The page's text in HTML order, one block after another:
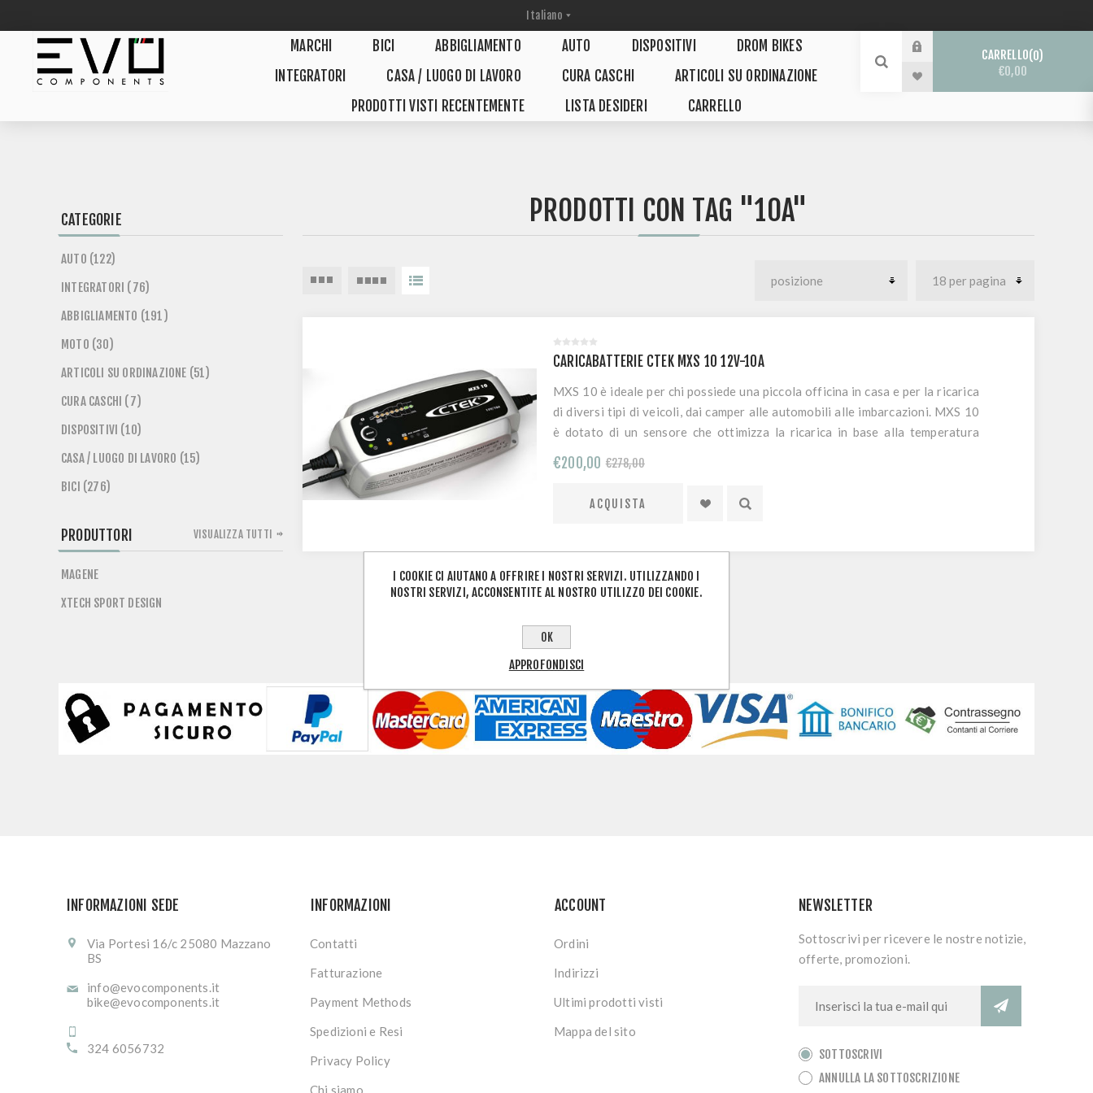
MARCHI BICI ABBIGLIAMENTO AUTO DISPOSITIVI
DROM BIKES
INTEGRATORI
CASA / LUOGO DI LAVORO CURA CASCHI
ARTICOLI SU ORDINAZIONE
PRODOTTI VISTI RECENTEMENTE
LISTA DESIDERI CARRELLO
CARRELLO 0
€0,00
PRODOTTI CON TAG "10A"
CARICABATTERIE CTEK MXS 10 12V-10A
MXS 10 è ideale per chi possiede una piccola officina in casa e per la ricarica
di diversi tipi di veicoli, dai camper alle automobili alle imbarcazioni. MXS 10
è dotato di un sensore che ottimizza la ricarica in base alla temperatura
alimentatore per sostituire la batteria del proprio veicolo o camper. Il
ricondizionamento delle batterie di veicoli industriali fino a 200Ah, nonché
€200,00 €278,00
CATEGORIE
AUTO (122)
INTEGRATORI (76)
ABBIGLIAMENTO (191)
MOTO (30)
ARTICOLI SU ORDINAZIONE (51)
CURA CASCHI (7)
DISPOSITIVI (10)
CASA / LUOGO DI LAVORO (15)
BICI (276)
PRODUTTORI
MAGENE
XTECH SPORT DESIGN
VISUALIZZA TUTTI
INFORMAZIONI SEDE
Via Portesi 16/c 25080 Mazzano
BS
info@evocomponents.it
bike@evocomponents.it
324 6056732
INFORMAZIONI
Contatti
Fatturazione
Payment Methods
Spedizioni e Resi
Privacy Policy
Chi siamo
ACCOUNT
Ordini
Indirizzi
Ultimi prodotti visti
Mappa del sito
NEWSLETTER
Sottoscrivi per ricevere le nostre notizie,
offerte, promozioni.
SOTTOSCRIVI
ANNULLA LA SOTTOSCRIZIONE
I COOKIE CI AIUTANO A OFFRIRE I NOSTRI SERVIZI. UTILIZZANDO I
NOSTRI SERVIZI, ACCONSENTITE AL NOSTRO UTILIZZO DEI COOKIE.
OK
APPROFONDISCI